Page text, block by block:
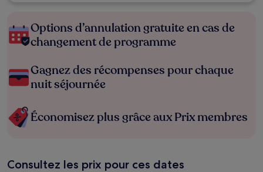
Options d’annulation gratuite en cas de
changement de programme
Gagnez des récompenses pour chaque
nuit séjournée
Économisez plus grâce aux Prix membres
Consultez les prix pour ces dates